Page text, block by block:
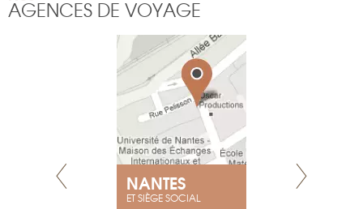
AGENCES DE VOYAGE
NANTES
ET SIÈGE SOCIAL